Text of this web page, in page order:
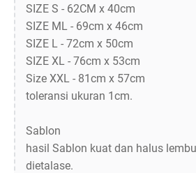
SIZE S - 62CM x 40cm
SIZE ML - 69cm x 46cm
SIZE L - 72cm x 50cm
SIZE XL - 76cm x 53cm
Size XXL - 81cm x 57cm
toleransi ukuran 1cm.
Sablon
hasil Sablon kuat dan halus
dietalase.